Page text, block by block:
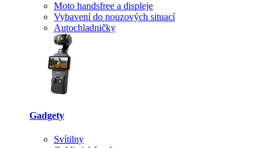
Moto handsfree a displeje
Vybavení do nouzových situací
Autochladničky
Gadgety
Svítilny